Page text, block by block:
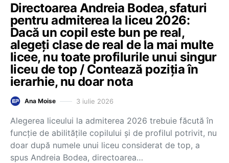
Directoarea Andreia Bodea, sfaturi
pentru admiterea la liceu 2026:
Dacă un copil este bun pe real,
alegeți clase de real de la mai multe
licee, nu toate profilurile unui singur
liceu de top / Contează poziția în
ierarhie, nu doar nota
Ana Moise 3 iulie 2026
Alegerea liceului la admiterea 2026 trebuie făcută în
funcție de abilitățile copilului și de profilul potrivit, nu
doar după numele unui liceu considerat de top, a
spus Andreia Bodea, directoarea…